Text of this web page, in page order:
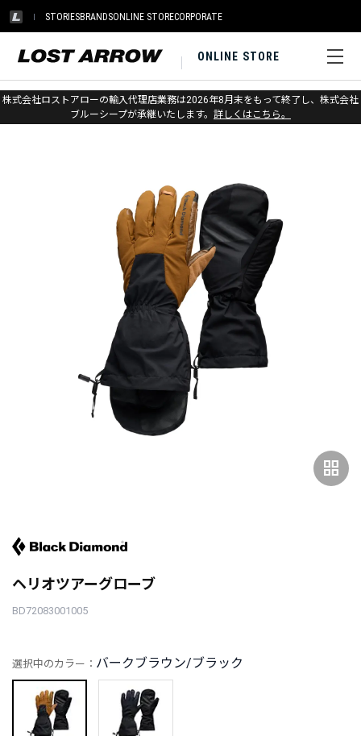
STORIESBRANDSONLINE STORECORPORATE
ONLINE STORE
株式会社ロストアローの輸入代理店業務は2026年8月末をもって終了し、株式会社
ブルーシープが承継いたします。 詳しくはこちら。
ホーム > ブラックダイヤモンド > グローブ > スキー
grid_view
ヘリオツアーグローブ
BD72083001005
選択中のカラー： バークブラウン/ブラック